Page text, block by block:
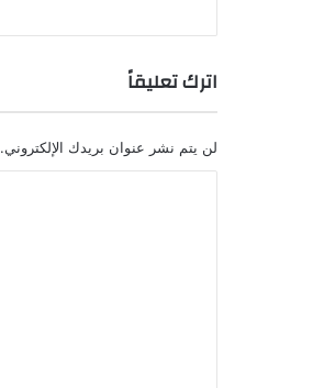
اترك تعليقاً
لن يتم نشر عنوان بريدك الإلكتروني.